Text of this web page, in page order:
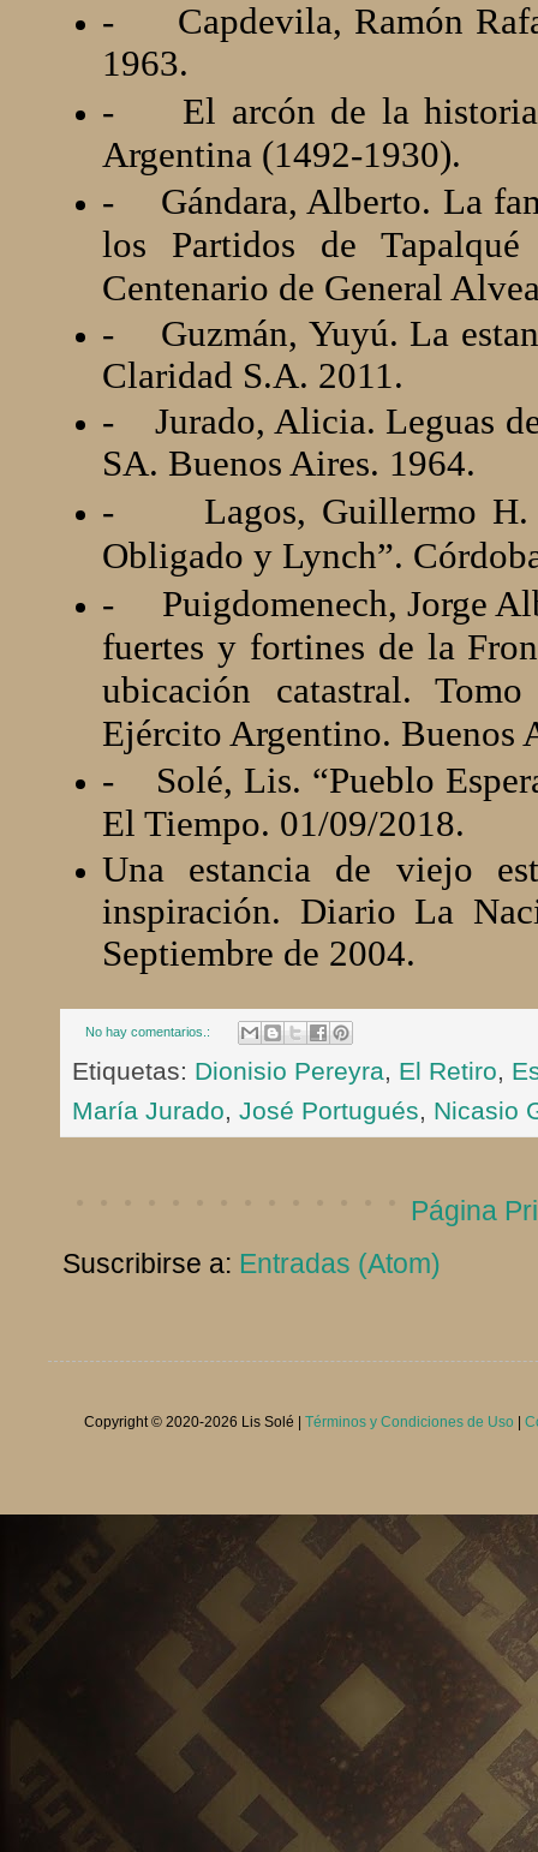
-
Capdevila, Ramón
1963.
-
El arcón de la
Argentina (1492-1930).
-
Gándara, Alberto. La
los Partidos de
Centenario de General
-
Guzmán, Yuyú. La
Claridad S.A. 2011.
-
Jurado, Alicia. Leguas
SA. Buenos Aires. 1964.
-
Lagos, Guillermo
Obligado y Lynch”.
-
Puigdomenech, Jorge
fuertes y fortines de la
ubicación catastral.
Ejército Argentino. Buenos
-
Solé, Lis. “Pueblo
El Tiempo. 01/09/2018.
Una estancia de viejo
inspiración. Diario La
Septiembre de 2004.
No hay comentarios.:
Etiquetas: Dionisio Pereyra, El Retiro,
María Jurado, José Portugués, Nicasio
Página
Suscribirse a: Entradas (Atom)
Copyright © 2020-2026 Lis Solé | Términos y Condiciones de Uso